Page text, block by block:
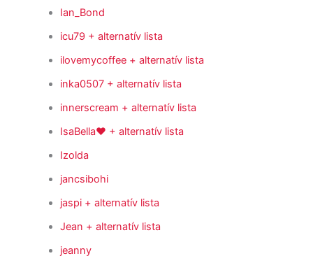
Ian_Bond
icu79 + alternatív lista
ilovemycoffee + alternatív lista
inka0507 + alternatív lista
innerscream + alternatív lista
IsaBella♥ + alternatív lista
Izolda
jancsibohi
jaspi + alternatív lista
Jean + alternatív lista
jeanny